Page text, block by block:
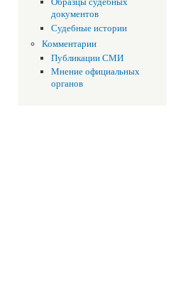
документов
Судебные истории
Комментарии
Публикации СМИ
Мнение официальных
органов